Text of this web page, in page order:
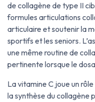
de collagène de type II
formules articulations
articulaire et soutenir la
sportifs et les seniors.
une même routine de
pertinente lorsque le
La vitamine C joue un
la synthèse du collagène